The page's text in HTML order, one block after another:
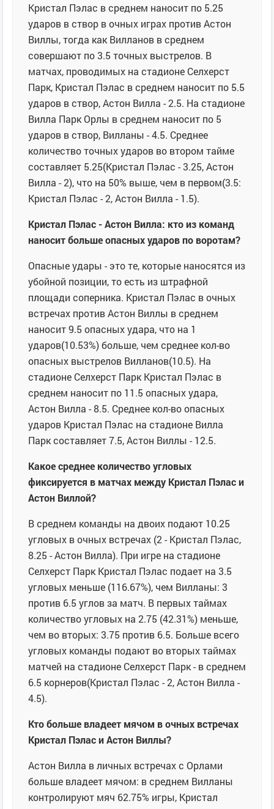
Кристал Пэлас в среднем наносит по 5.25
ударов в створ в очных играх против Астон
Виллы, тогда как Вилланов в среднем
совершают по 3.5 точных выстрелов. В
матчах, проводимых на стадионе Селхерст
Парк, Кристал Пэлас в среднем наносит по 5.5
ударов в створ, Астон Вилла - 2.5. На стадионе
Вилла Парк Орлы в среднем наносит по 5
ударов в створ, Вилланы - 4.5. Среднее
количество точных ударов во втором тайме
составляет 5.25(Кристал Пэлас - 3.25, Астон
Вилла - 2), что на 50% выше, чем в первом(3.5:
Кристал Пэлас - 2, Астон Вилла - 1.5).
Кристал Пэлас - Астон Вилла: кто из команд
наносит больше опасных ударов по воротам?
Опасные удары - это те, которые наносятся из
убойной позиции, то есть из штрафной
площади соперника. Кристал Пэлас в очных
встречах против Астон Виллы в среднем
наносит 9.5 опасных удара, что на 1
ударов(10.53%) больше, чем среднее кол-во
опасных выстрелов Вилланов(10.5). На
стадионе Селхерст Парк Кристал Пэлас в
среднем наносит по 11.5 опасных удара,
Астон Вилла - 8.5. Среднее кол-во опасных
ударов Кристал Пэлас на стадионе Вилла
Парк составляет 7.5, Астон Виллы - 12.5.
Какое среднее количество угловых
фиксируется в матчах между Кристал Пэлас и
Астон Виллой?
В среднем команды на двоих подают 10.25
угловых в очных встречах (2 - Кристал Пэлас,
8.25 - Астон Вилла). При игре на стадионе
Селхерст Парк Кристал Пэлас подает на 3.5
угловых меньше (116.67%), чем Вилланы: 3
против 6.5 углов за матч. В первых таймах
количество угловых на 2.75 (42.31%) меньше,
чем во вторых: 3.75 против 6.5. Больше всего
угловых команды подают во вторых таймах
матчей на стадионе Селхерст Парк - в среднем
6.5 корнеров(Кристал Пэлас - 2, Астон Вилла -
4.5).
Кто больше владеет мячом в очных встречах
Кристал Пэлас и Астон Виллы?
Астон Вилла в личных встречах с Орлами
больше владеет мячом: в среднем Вилланы
контролируют мяч 62.75% игры, Кристал